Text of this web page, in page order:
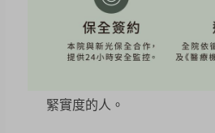
超過2.5cm）、希望針對特定
ONDA PRO超微波：
適合已
緊實度的人。